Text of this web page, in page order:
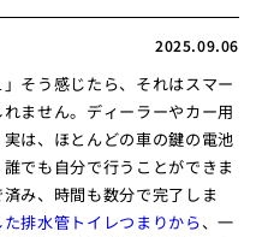
2025.09.06
そう感じたら、それはスマー
ません。ディーラーやカー用
は、ほとんどの車の鍵の電池
でも自分で行うことができま
み、時間も数分で完了しま
排水管トイレつまりから、一